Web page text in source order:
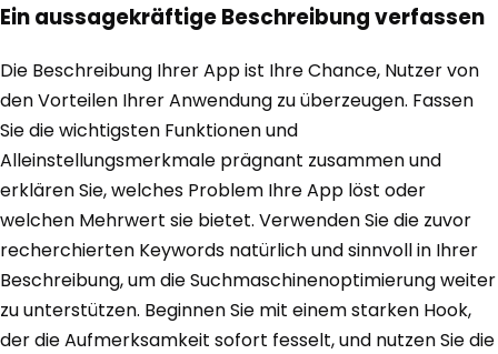
Ein aussagekräftige Beschreibung verfassen
Die Beschreibung Ihrer App ist Ihre Chance, Nutzer von
den Vorteilen Ihrer Anwendung zu überzeugen. Fassen
Sie die wichtigsten Funktionen und
Alleinstellungsmerkmale prägnant zusammen und
erklären Sie, welches Problem Ihre App löst oder
welchen Mehrwert sie bietet. Verwenden Sie die zuvor
recherchierten Keywords natürlich und sinnvoll in Ihrer
Beschreibung, um die Suchmaschinenoptimierung weiter
zu unterstützen. Beginnen Sie mit einem starken Hook,
der die Aufmerksamkeit sofort fesselt, und nutzen Sie die